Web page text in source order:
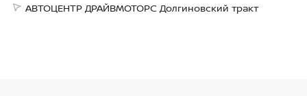
АВТОЦЕНТР ДРАЙВМОТОРС Долгиновский тракт